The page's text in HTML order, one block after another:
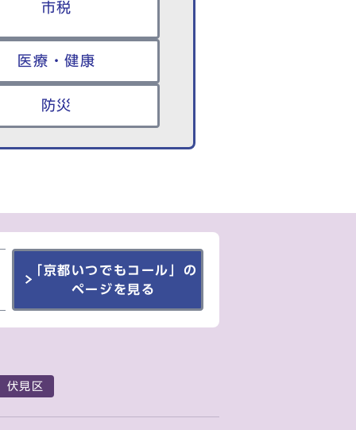
市税
医療・健康
防災
「京都いつでもコール」の
ページを見る
伏見区